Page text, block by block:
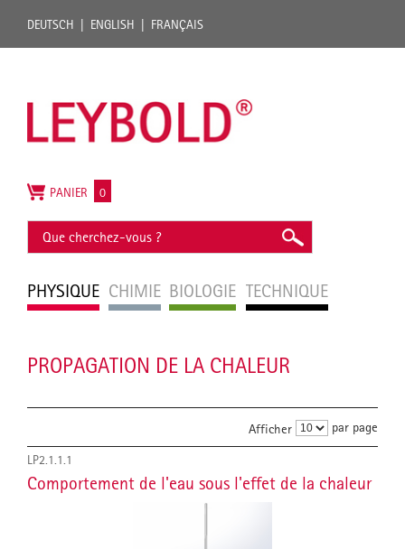
DEUTSCH ENGLISH FRANÇAIS
PHYSIQUE CHIMIE BIOLOGIE TECHNIQUE
PANIER 0
PROPAGATION DE LA CHALEUR
Afficher par page
LP2.1.1.1
Comportement de l'eau sous l'effet de la chaleur